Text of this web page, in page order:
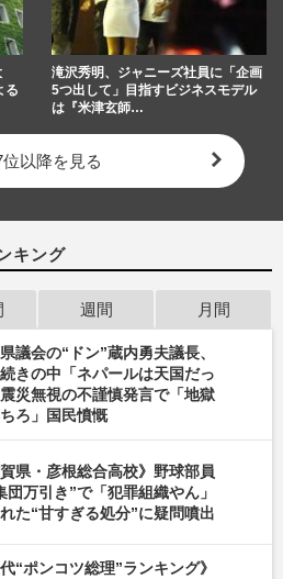
る
滝沢秀明、ジャニーズ社員に「企画
5つ出して」目指すビジネスモデル
は『米津玄師…
位以降を見る
キング
週間 月間
議会の“ドン”蔵内勇夫議長、
きの中「ネパールは天国だっ
災無視の不謹慎発言で「地獄
ろ」国民憤慨
賀県・彦根総合高校》野球部員
団万引き”で「犯罪組織やん」
た“甘すぎる処分”に疑問噴出
代“ポンコツ総理”ランキング》